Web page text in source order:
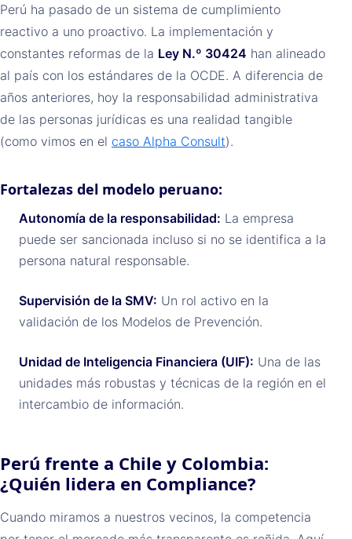
Perú ha pasado de un sistema de cumplimiento
reactivo a uno proactivo. La implementación y
constantes reformas de la Ley N.º 30424 han alineado
al país con los estándares de la OCDE. A diferencia de
años anteriores, hoy la responsabilidad administrativa
de las personas jurídicas es una realidad tangible
(como vimos en el caso Alpha Consult).
Fortalezas del modelo peruano:
Autonomía de la responsabilidad: La empresa
puede ser sancionada incluso si no se identifica a la
persona natural responsable.
Supervisión de la SMV: Un rol activo en la
validación de los Modelos de Prevención.
Unidad de Inteligencia Financiera (UIF): Una de las
unidades más robustas y técnicas de la región en el
intercambio de información.
Perú frente a Chile y Colombia:
¿Quién lidera en Compliance?
Cuando miramos a nuestros vecinos, la competencia